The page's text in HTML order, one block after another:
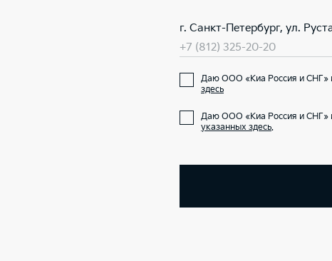
г. Санкт-Петербург, ул.
+7 (812) 325-20-20
Даю ООО «Киа Россия и СНГ»
здесь
Даю ООО «Киа Россия и СНГ»
указанных здесь.